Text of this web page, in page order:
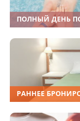
ПОЛНЫЙ ДЕНЬ
РАННЕЕ